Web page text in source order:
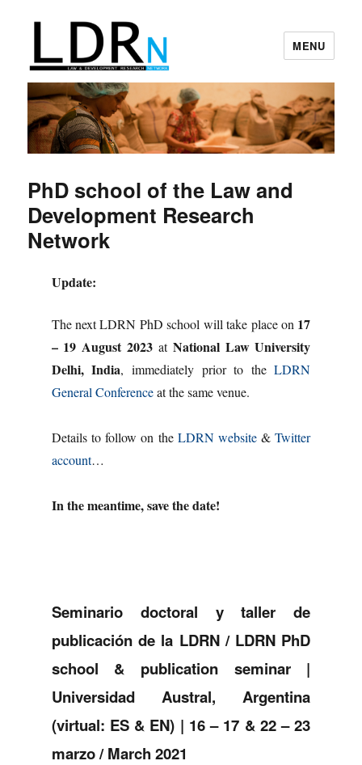
Law and Development Research
Network
MENU
PhD school of the Law and
Development Research
Network
Update:
The next LDRN PhD school will take place on 17
– 19 August 2023 at National Law University
Delhi, India, immediately prior to theLDRN
General Conferenceat the same venue.
Details to follow on the LDRN website&Twitter
account…
In the meantime, save the date!
Seminario doctoral y taller de
publicación de la LDRN / LDRN PhD
school & publication seminar |
Universidad Austral, Argentina
(virtual: ES & EN) | 16 – 17 & 22 – 23
marzo / March 2021